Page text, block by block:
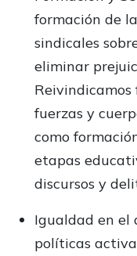
formación de
sindicales
eliminar
Reivindicamos
fuerzas y
como
etapas
discursos y
Igualdad en el
políticas